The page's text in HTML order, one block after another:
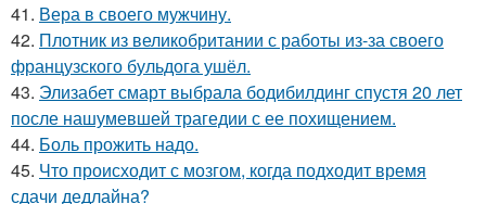
41. Вера в своего мужчину.
42. Плотник из великобритании с работы из-за своего
французского бульдога ушёл.
43. Элизабет смарт выбрала бодибилдинг спустя 20 лет
после нашумевшей трагедии с ее похищением.
44. Боль прожить надо.
45. Что происходит с мозгом, когда подходит время
сдачи дедлайна?